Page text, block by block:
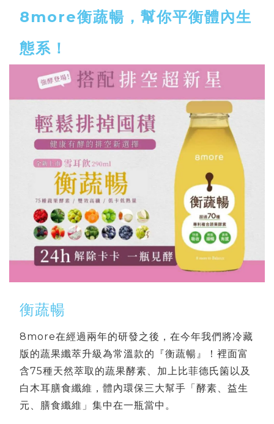
8more衡蔬暢，幫你平衡體內生
態系！
衡蔬暢
8more在經過兩年的研發之後，在今年我們將冷藏
版的蔬果纖萃升級為常溫款的『衡蔬暢』！裡面富
含75種天然萃取的蔬果酵素、加上比菲德氏箘以及
白木耳膳食纖維，體內環保三大幫手「酵素、益生
元、膳食纖維」集中在一瓶當中。